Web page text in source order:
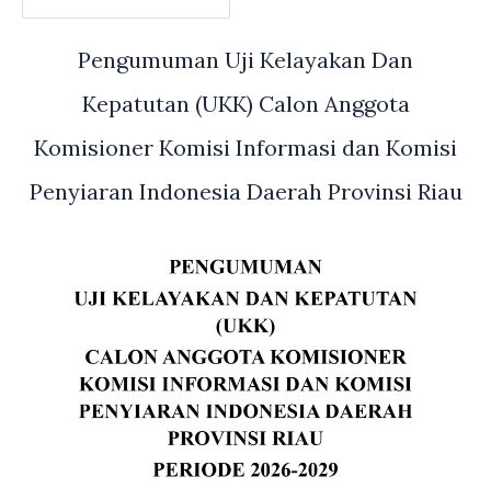
Ke
Transmigrasi
Kabupaten
Bengkalis
Pengumuman Uji Kelayakan Dan
Kepatutan (UKK) Calon Anggota
Komisioner Komisi Informasi dan Komisi
Penyiaran Indonesia Daerah Provinsi Riau